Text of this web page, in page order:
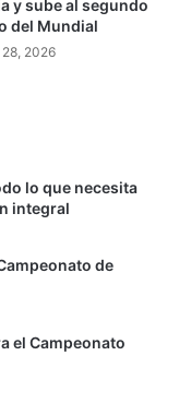
y sube al segundo
del Mundial
2026
lo que necesita
integral
de
el Campeonato